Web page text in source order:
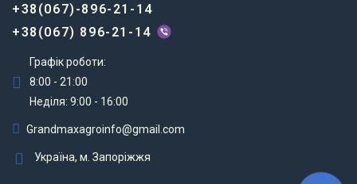
+38(067)-896-21-14
+38(067) 896-21-14
Графік роботи:
8:00 - 21:00
Неділя: 9:00 - 16:00
Grandmaxagroinfo@gmail.com
Україна, м. Запоріжжя